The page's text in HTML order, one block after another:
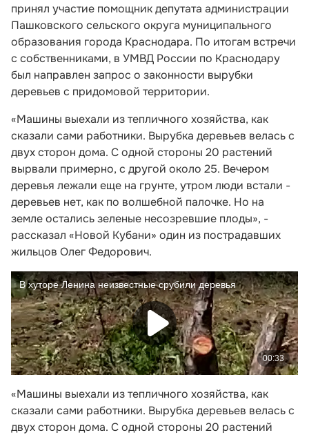
принял участие помощник депутата администрации
Пашковского сельского округа муниципального
образования города Краснодара. По итогам встречи
с собственниками, в УМВД России по Краснодару
был направлен запрос о законности вырубки
деревьев с придомовой территории.
«Машины выехали из тепличного хозяйства, как
сказали сами работники. Вырубка деревьев велась с
двух сторон дома. С одной стороны 20 растений
вырвали примерно, с другой около 25. Вечером
деревья лежали еще на грунте, утром люди встали -
деревьев нет, как по волшебной палочке. Но на
земле остались зеленые несозревшие плоды», -
рассказал «Новой Кубани» один из пострадавших
жильцов Олег Федорович.
«Машины выехали из тепличного хозяйства, как
сказали сами работники. Вырубка деревьев велась с
двух сторон дома. С одной стороны 20 растений